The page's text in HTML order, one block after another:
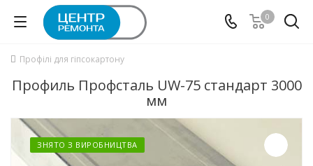
0
Профілі для гіпсокартону
Профиль Профсталь UW-75 стандарт 3000
мм
ЗНЯТО З ВИРОБНИЦТВА